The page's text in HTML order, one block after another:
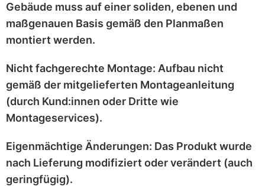
Gebäude muss auf einer soliden, ebenen und
maßgenauen Basis gemäß den Planmaßen
montiert werden.
Nicht fachgerechte Montage: Aufbau nicht
gemäß der mitgelieferten Montageanleitung
(durch Kund:innen oder Dritte wie
Montageservices).
Eigenmächtige Änderungen: Das Produkt wurde
nach Lieferung modifiziert oderverändert (auch
geringfügig).